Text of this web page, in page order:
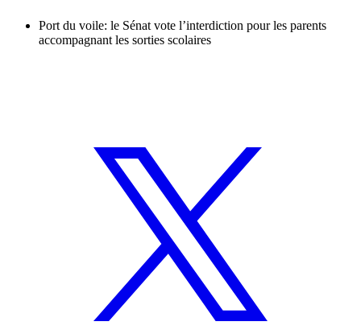
Port du voile: le Sénat vote l’interdiction pour les parents
accompagnant les sorties scolaires